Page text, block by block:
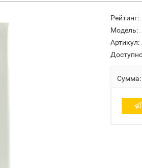
Рейтинг:
Модель:
Артикул:
Сумма: